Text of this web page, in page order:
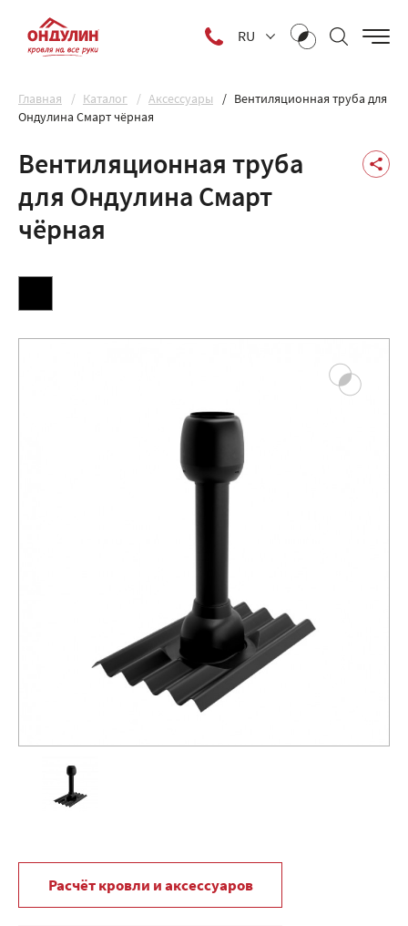
RU
Главная Каталог Аксессуары
Вентиляционная труба для
Ондулина Смарт чёрная
Вентиляционная труба
для Ондулина Смарт
чёрная
Расчёт кровли и аксессуаров